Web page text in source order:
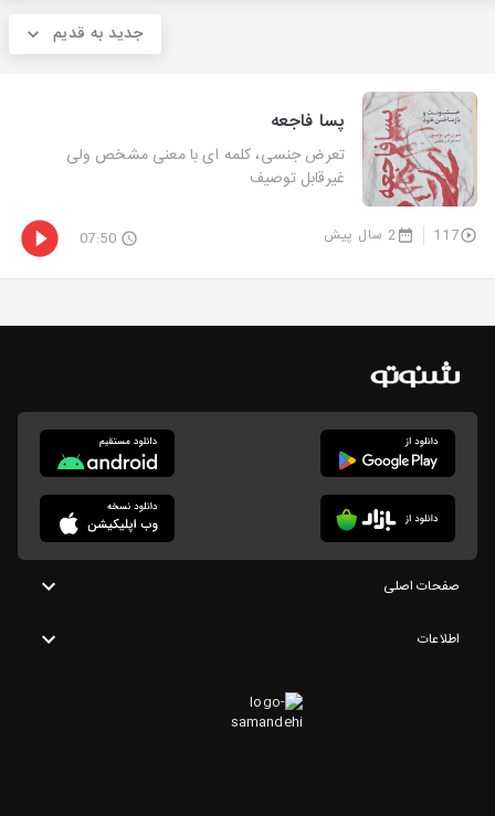
جدید به قدیم
پسا فاجعه
تعرض جنسی، کلمه ای با معنی مشخص ولی
غیرقابل توصیف
117 2 سال پیش 07:50
صفحات اصلی
اطلاعات